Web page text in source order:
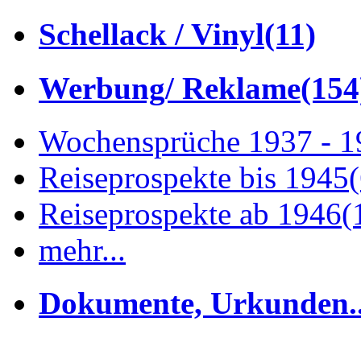
Schellack / Vinyl(11)
Werbung/ Reklame
Wochensprüche 1937 -
Reiseprospekte bis 1945
Reiseprospekte ab 1946
mehr...
Dokumente,